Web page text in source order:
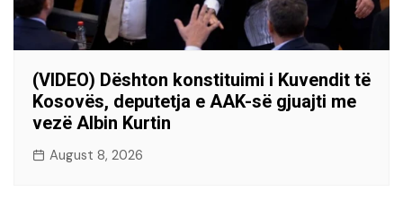
(VIDEO) Dështon konstituimi i Kuvendit të
Kosovës, deputetja e AAK-së gjuajti me
vezë Albin Kurtin
August 8, 2026